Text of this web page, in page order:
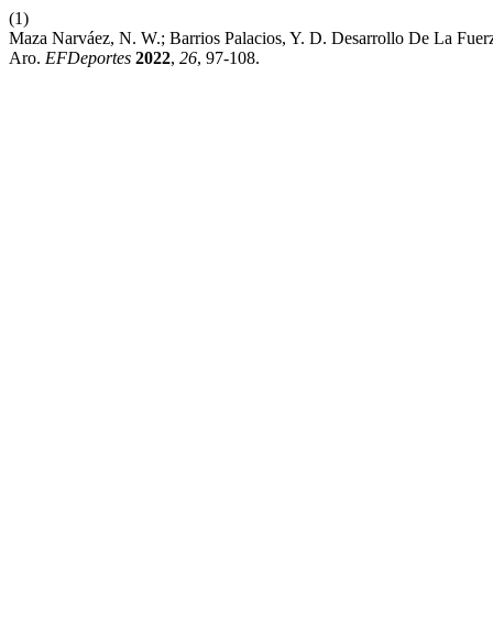
(1)
Maza Narváez, N. W.; Barrios Palacios, Y. D. Desarrollo De La
Aro. EFDeportes 2022, 26, 97-108.